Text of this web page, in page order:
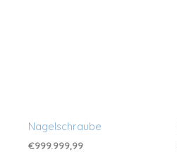
Nagelschraube
€999.999,99